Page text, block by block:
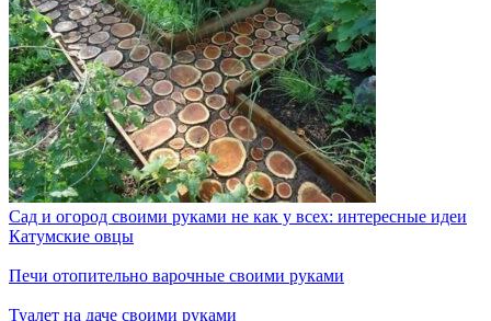
Сад и огород своими руками не как у всех: интересные идеи
Катумские овцы
Печи отопительно варочные своими руками
Туалет на даче своими руками